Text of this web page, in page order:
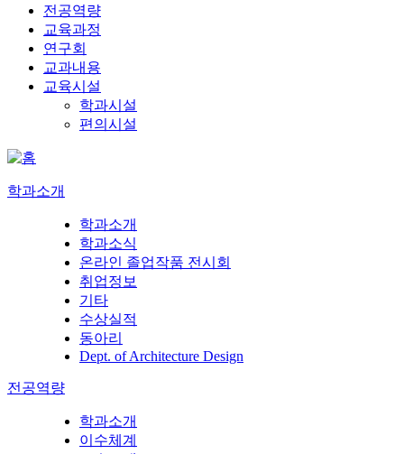
전공역량
교육과정
연구회
교과내용
교육시설
학과시설
편의시설
학과소개
학과소개
학과소식
온라인 졸업작품 전시회
취업정보
기타
수상실적
동아리
Dept. of Architecture Design
전공역량
학과소개
이수체계